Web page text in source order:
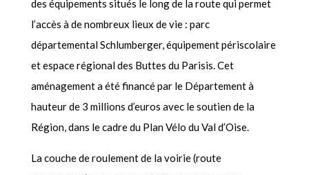
des équipements situés le long de la route qui permet
l’accès à de nombreux lieux de vie : parc
départemental Schlumberger, équipement périscolaire
et espace régional des Buttes du Parisis. Cet
aménagement a été financé par le Département à
hauteur de 3 millions d’euros avec le soutien de la
Région, dans le cadre du Plan Vélo du Val d’Oise.
La couche de roulement de la voirie (route